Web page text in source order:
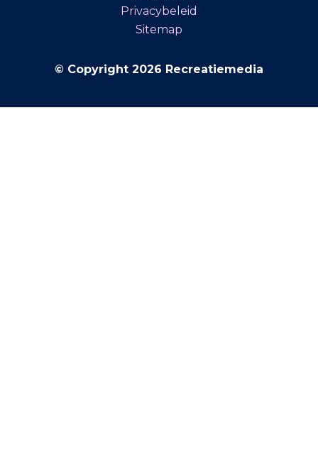
Privacybeleid
Sitemap
© Copyright 2026 Recreatiemedia